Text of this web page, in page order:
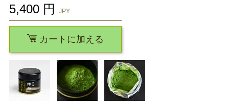
5,400円 JPY
カートに加える